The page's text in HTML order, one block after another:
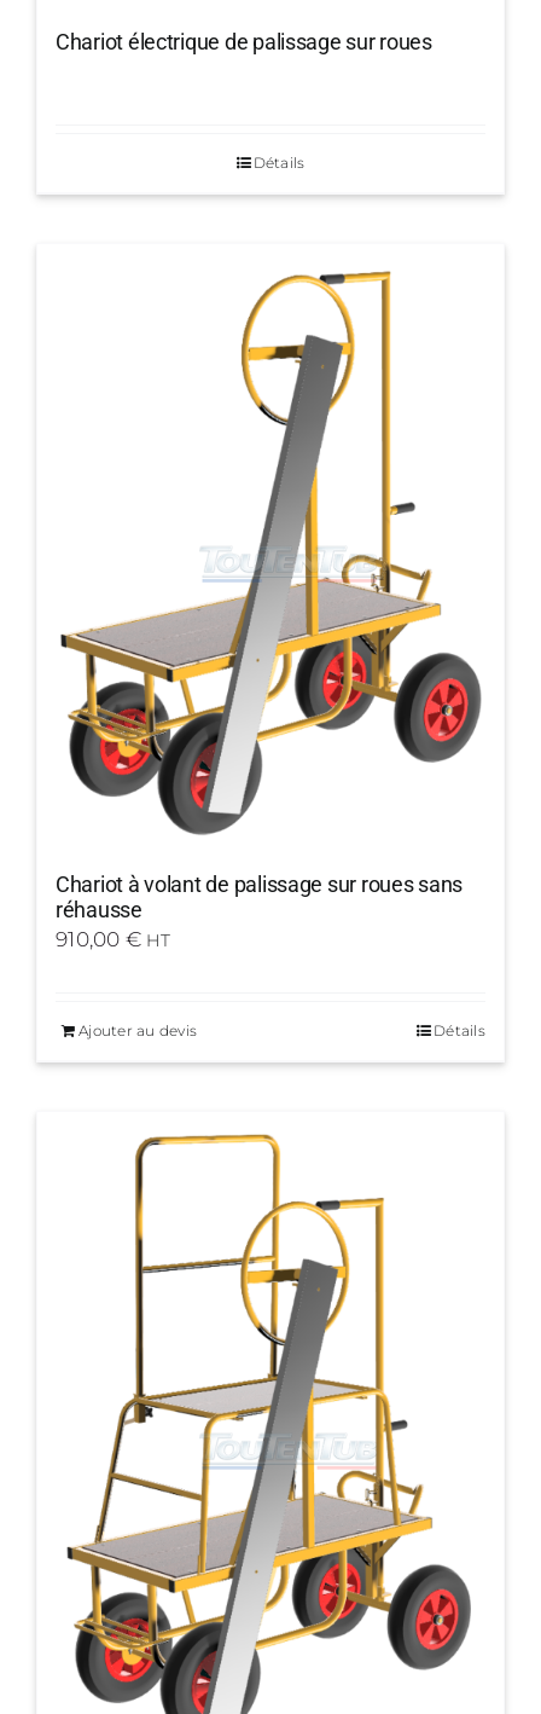
Chariot électrique de palissage sur roues
Détails
Chariot à volant de palissage sur roues sans
réhausse
910,00 € HT
Ajouter au devis Détails